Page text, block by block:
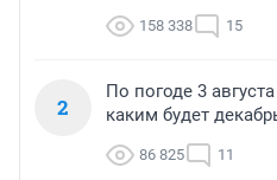
158 338 15
2
По погоде 3
каким будет
86 825 11